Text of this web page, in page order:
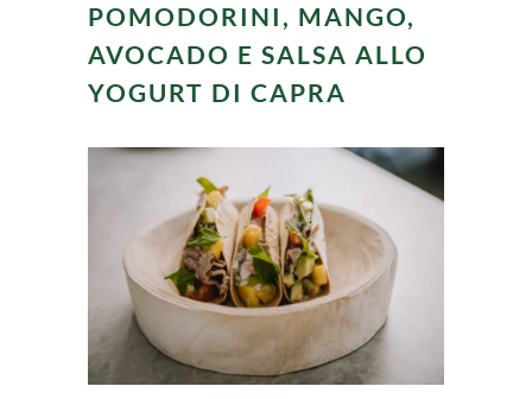
POMODORINI, MANGO,
AVOCADO E SALSA ALLO
YOGURT DI CAPRA